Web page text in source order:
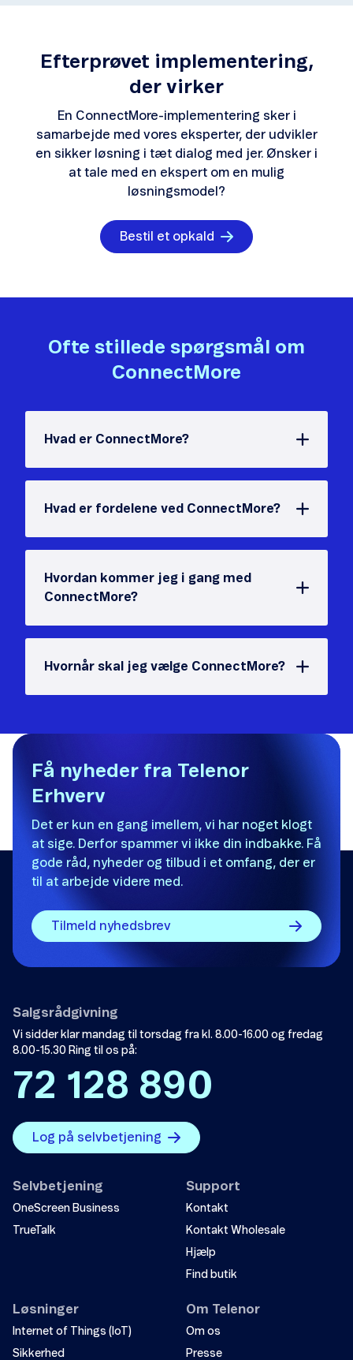
Efterprøvet implementering,
der virker
En ConnectMore-implementering sker i
samarbejde med vores eksperter, der udvikler
en sikker løsning i tæt dialog med jer. Ønsker i
at tale med en ekspert om en mulig
løsningsmodel?
Bestil et opkald
Ofte stillede spørgsmål om
ConnectMore
Hvad er ConnectMore?
Hvad er fordelene ved ConnectMore?
Hvordan kommer jeg i gang med
ConnectMore?
Hvornår skal jeg vælge ConnectMore?
Få nyheder fra Telenor
Erhverv
Det er kun en gang imellem, vi har noget klogt
at sige. Derfor spammer vi ikke din indbakke. Få
gode råd, nyheder og tilbud i et omfang, der er
til at arbejde videre med.
Tilmeld nyhedsbrev
Salgsrådgivning
Vi sidder klar mandag til torsdag fra kl. 8.00-16.00 og fredag
8.00-15.30 Ring til os på:
72 128 890
Log på selvbetjening
Selvbetjening
OneScreen Business
TrueTalk
Support
Kontakt
Kontakt Wholesale
Hjælp
Find butik
Løsninger
Internet of Things (IoT)
Sikkerhed
Om Telenor
Om os
Presse